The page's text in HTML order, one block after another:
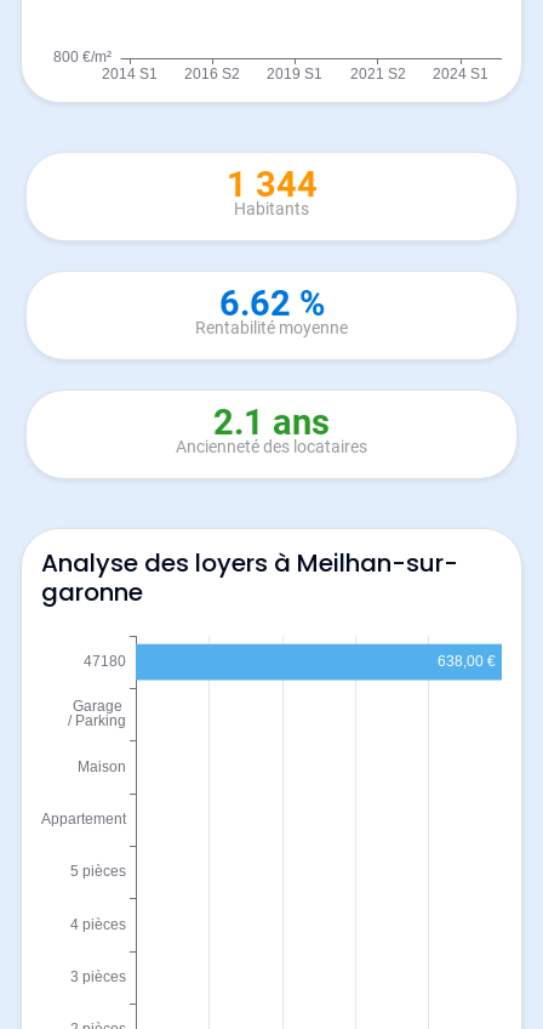
1 344
Habitants
6.62 %
Rentabilité moyenne
2.1 ans
Ancienneté des locataires
Analyse des loyers à Meilhan-sur-
garonne